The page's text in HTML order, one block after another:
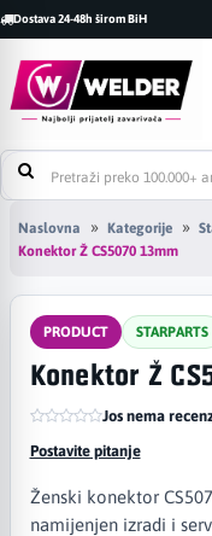
Dostava 24-48h širom BiH
Naslovna Kategorije
Konektor Ž CS5070 13mm
PRODUCT STARPARTS
Konektor Ž
Jos nema
Postavite pitanje
Ženski konektor
namijenjen izradi i